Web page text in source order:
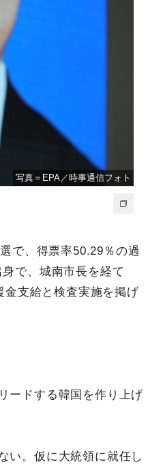
写真＝EPA／時事通信フォト
で、得票率50.29％の過
で、城南市長を経て
支給と検査実施を掲げ
ードする韓国を作り上げ
い。仮に大統領に就任し